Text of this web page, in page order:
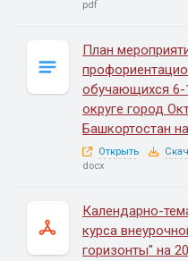
pdf
План
обучающихся 6-
округе город
Башкортостан
Открыть
docx
Календарно-
курса
горизонты" на